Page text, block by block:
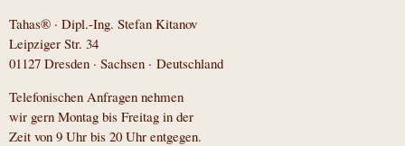
Tahas® · Dipl.-Ing. Stefan Kitanov
Leipziger Str. 34
01127 Dresden · Sachsen · Deutschland
Telefonischen Anfragen nehmen
wir gern Montag bis Freitag in der
Zeit von 9 Uhr bis 20 Uhr entgegen.